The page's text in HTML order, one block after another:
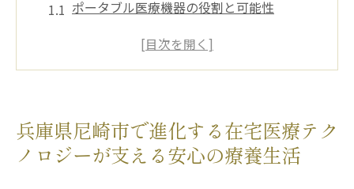
ポータブル医療機器の役割と可能性
遠隔診療システムの実際
テクノロジー活用事例から見る在宅医療の
効果
兵庫県尼崎市で進化する在宅医療テク
ノロジーが支える安心の療養生活